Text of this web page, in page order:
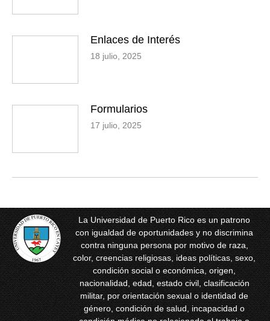
Enlaces de Interés
18 julio, 2025
Formularios
17 julio, 2025
La Universidad de Puerto Rico es un patrono
con igualdad de oportunidades y no discrimina
contra ninguna persona por motivo de raza,
color, creencias religiosas, ideas políticas, sexo,
condición social o económica, origen,
nacionalidad, edad, estado civil, clasificación
militar, por orientación sexual o identidad de
género, condición de salud, incapacidad o